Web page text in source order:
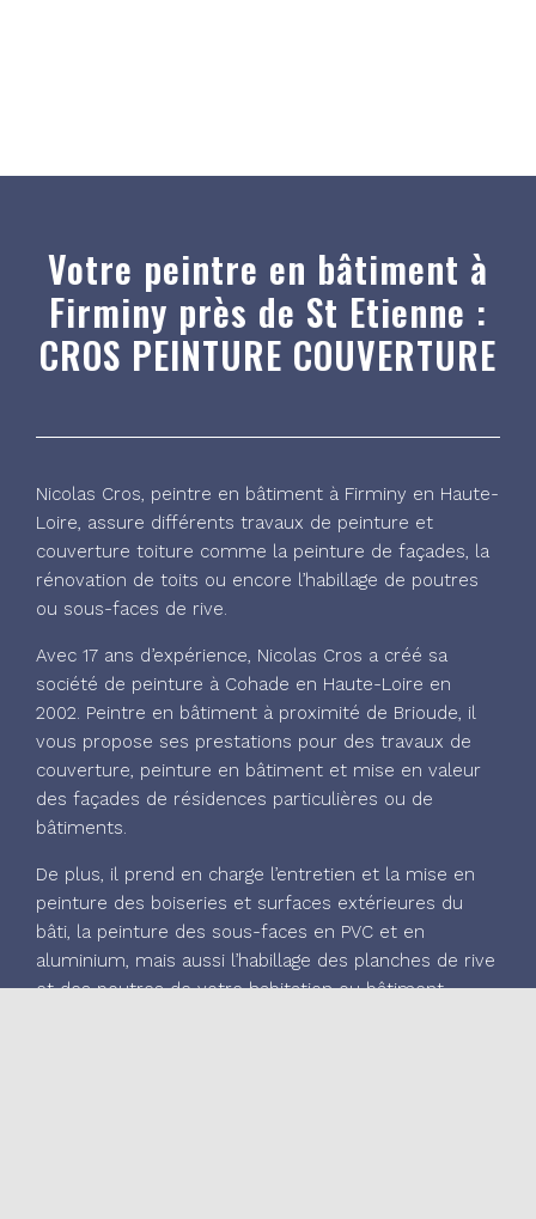
Votre peintre en bâtiment à
Firminy près de St Etienne :
CROS PEINTURE COUVERTURE
Nicolas Cros, peintre en bâtiment à Firminy en Haute-
Loire, assure différents travaux de peinture et
couverture toiture comme la peinture de façades, la
rénovation de toits ou encore l’habillage de poutres
ou sous-faces de rive.
Avec 17 ans d’expérience, Nicolas Cros a créé sa
société de peinture à Cohade en Haute-Loire en
2002. Peintre en bâtiment à proximité de Brioude, il
vous propose ses prestations pour des travaux de
couverture, peinture en bâtiment et mise en valeur
des façades de résidences particulières ou de
bâtiments.
De plus, il prend en charge l’entretien et la mise en
peinture des boiseries et surfaces extérieures du
bâti, la peinture des sous-faces en PVC et en
aluminium, mais aussi l’habillage des planches de rive
et des poutres de votre habitation ou bâtiment.